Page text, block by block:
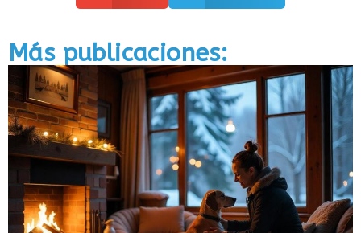
Más publicaciones: